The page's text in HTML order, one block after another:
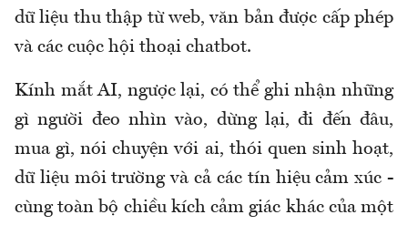
dữ liệu thu thập từ web, văn bản được cấp phép
và các cuộc hội thoại chatbot.
Kính mắt AI, ngược lại, có thể ghi nhận những
gì người đeo nhìn vào, dừng lại, đi đến đâu,
mua gì, nói chuyện với ai, thói quen sinh hoạt,
dữ liệu môi trường và cả các tín hiệu cảm xúc -
cùng toàn bộ chiều kích cảm giác khác của một